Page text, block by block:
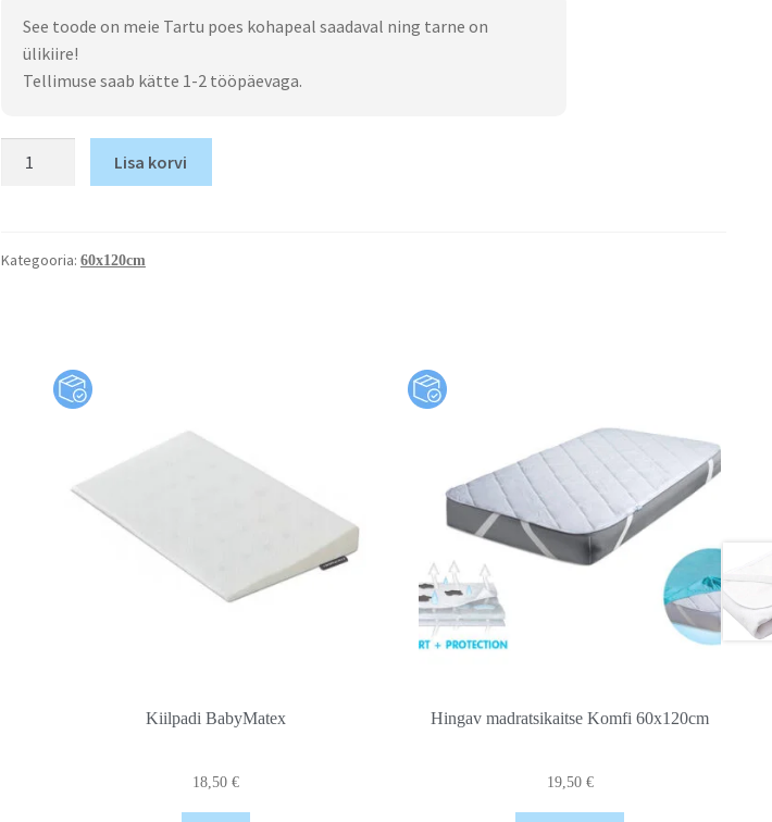
See toode on meie Tartu poes kohapeal saadaval ning tarne on
ülikiire!
Tellimuse saab kätte 1-2 tööpäevaga.
Lisa korvi
Kategooria: 60x120cm
Kiilpadi BabyMatex
18,50 €
Hingav madratsikaitse Komfi 60x120cm
19,50 €